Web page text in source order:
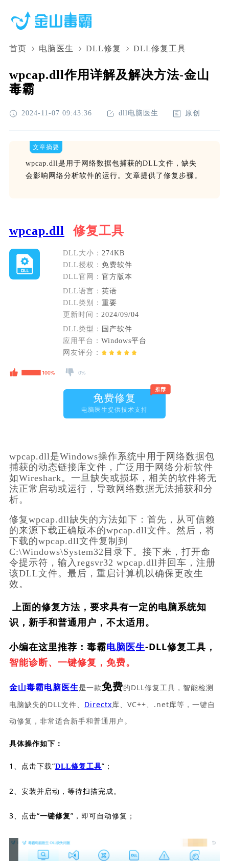
首页 电脑医生 DLL修复 DLL修复工具
wpcap.dll作用详解及解决方法-金山
毒霸
2024-11-07 09:43:36 dll电脑医生 原创
文章摘要
wpcap.dll是用于网络数据包捕获的DLL文件，缺失
会影响网络分析软件的运行。文章提供了修复步骤。
wpcap.dll 修复工具
DLL大小： 274KB
DLL授权： 免费软件
DLL官网： 官方版本
DLL语言： 英语
DLL类别： 重要
更新时间： 2024/09/04
DLL类型：
国产软件
应用平台： Windows平台
网友评分：
免费修复
电脑医生提供技术支持
wpcap.dll是Windows操作系统中用于网络数据包
捕获的动态链接库文件，广泛用于网络分析软件
如Wireshark。一旦缺失或损坏，相关的软件将无
法正常启动或运行，导致网络数据无法捕获和分
析。
修复wpcap.dll缺失的方法如下：首先，从可信赖
的来源下载正确版本的wpcap.dll文件。然后，将
下载的wpcap.dll文件复制到
C:\Windows\System32目录下。接下来，打开命
令提示符，输入regsvr32 wpcap.dll并回车，注册
该DLL文件。最后，重启计算机以确保更改生
效。
上面的修复方法，要求具有一定的电脑系统知
识，新手和普通用户，不太适用。
小编在这里推荐：毒霸电脑医生-DLL修复工具，
智能诊断、一键修复，免费。
金山毒霸电脑医生是一款免费的DLL修复工具，智能检测
电脑缺失的DLL文件、 Directx库、VC++、.net库等，一键自
动修复，非常适合新手和普通用户。
具体操作如下：
1、点击下载“DLL修复工具”；
2、安装并启动，等待扫描完成。
3、点击“一键修复”，即可自动修复；